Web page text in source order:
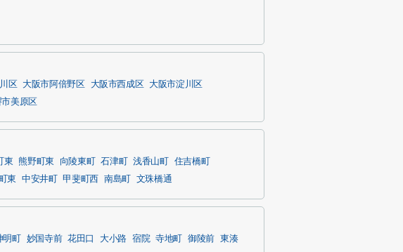
区 大阪市阿倍野区 大阪市西成区
大阪市淀川区
市美原区
東 熊野町東 向陵東町 石津町 浅香山町
住吉橋町
東 中安井町 甲斐町西 南島町 文珠橋通
明町 妙国寺前 花田口 大小路 宿院 寺地町 御陵前 東湊